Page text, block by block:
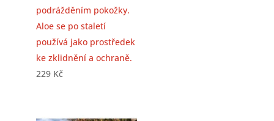
podrážděním pokožky.
Aloe se po staletí
používá jako prostředek
ke zklidnění a ochraně.
229 Kč